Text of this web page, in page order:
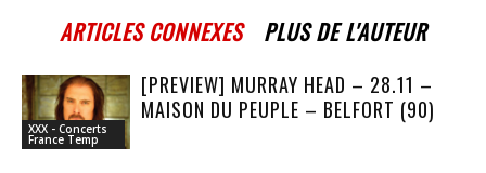
ARTICLES CONNEXES PLUS DE L'AUTEUR
XXX - Concerts
France Temp
[PREVIEW] MURRAY HEAD – 28.11 –
MAISON DU PEUPLE – BELFORT (90)